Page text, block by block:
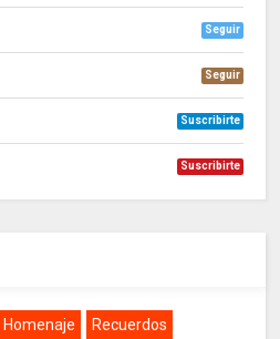
Seguir
Seguir
Suscribirte
Suscribirte
Homenaje
Recuerdos